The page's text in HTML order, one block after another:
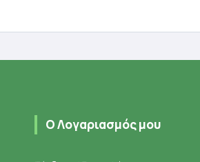
Ο Λογαριασμός μου